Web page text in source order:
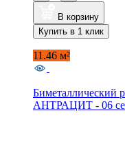
В корзину
Купить в 1 клик
11.46 м²
Биметаллический
АНТРАЦИТ - 06